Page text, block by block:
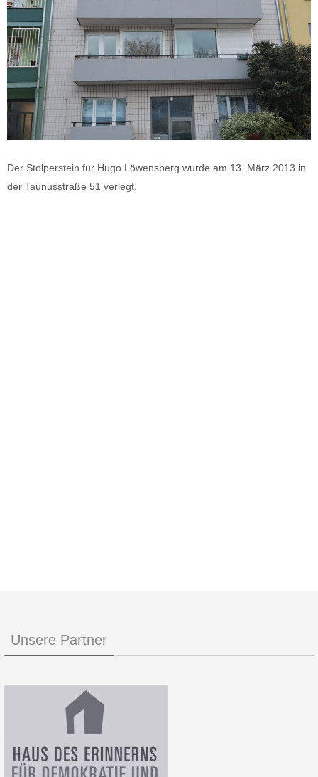
Der Stolperstein für Hugo Löwensberg wurde am 13. März 2013 in
der Taunusstraße 51 verlegt.
Unsere Partner